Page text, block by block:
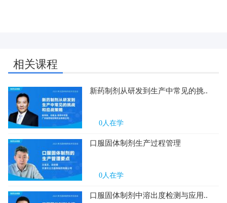
相关课程
新药制剂从研发到生产中常见的挑..
0人在学
口服固体制剂生产过程管理
0人在学
口服固体制剂中溶出度检测与应用..